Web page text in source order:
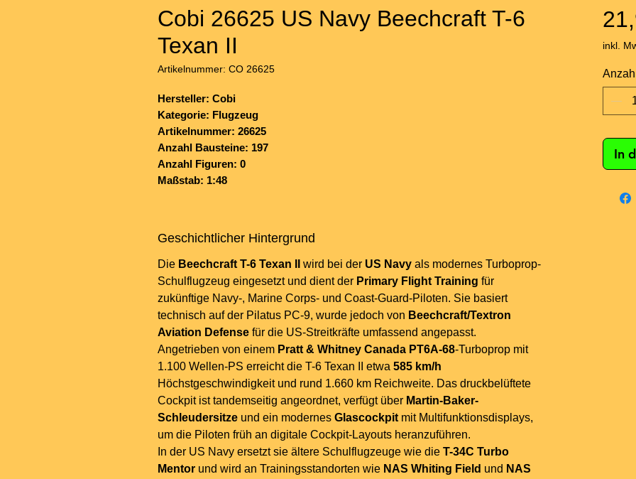
Cobi 26625 US Navy Beechcraft T-6
Texan II
Artikelnummer: CO 26625
Hersteller: Cobi
Kategorie: Flugzeug
Artikelnummer: 26625
Anzahl Bausteine: 197
Anzahl Figuren: 0
Maßstab: 1:48
Geschichtlicher Hintergrund
Die Beechcraft T-6 Texan II wird bei der US Navy als modernes Turboprop-
Schulflugzeug eingesetzt und dient der Primary Flight Training für
zukünftige Navy-, Marine Corps- und Coast-Guard-Piloten. Sie basiert
technisch auf der Pilatus PC-9, wurde jedoch von Beechcraft/Textron
Aviation Defense für die US-Streitkräfte umfassend angepasst.
Angetrieben von einem Pratt & Whitney Canada PT6A-68-Turboprop mit
1.100 Wellen-PS erreicht die T-6 Texan II etwa 585 km/h
Höchstgeschwindigkeit und rund 1.660 km Reichweite. Das druckbelüftete
Cockpit ist tandemseitig angeordnet, verfügt über Martin-Baker-
Schleudersitze und ein modernes Glascockpit mit Multifunktionsdisplays,
um die Piloten früh an digitale Cockpit-Layouts heranzuführen.
In der US Navy ersetzt sie ältere Schulflugzeuge wie die T-34C Turbo
Mentor und wird an Trainingsstandorten wie NAS Whiting Field und NAS
inkl.
In